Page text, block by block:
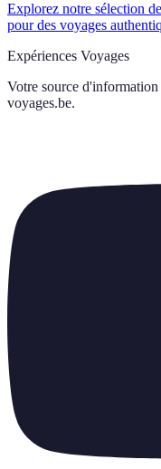
Explorez notre sélection
pour des voyages
Expériences Voyages
Votre source
voyages.be.